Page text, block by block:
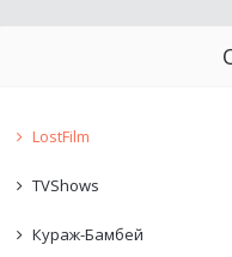
LostFilm
TVShows
Кураж-Бамбей